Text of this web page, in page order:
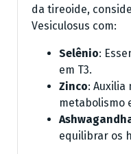
da tireoide,
Vesiculosus com:
Selênio:
em T3.
Zinco: Auxilia
metabolismo
equilibrar os